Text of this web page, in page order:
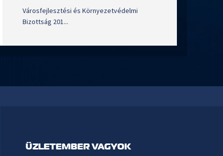
Városfejlesztési és Környezetvédelmi
Bizottság 201...
ÜZLETEMBER VAGYOK